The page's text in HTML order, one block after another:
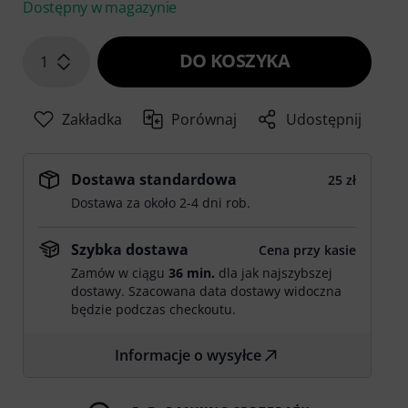
Dostępny w magazynie
1 DO KOSZYKA
Zakładka Porównaj Udostępnij
Dostawa standardowa
25 zł
Dostawa za około 2-4 dni rob.
Szybka dostawa
Cena przy kasie
Zamów w ciągu36 min. dla jak najszybszej
dostawy. Szacowana data dostawy widoczna
będzie podczas checkoutu.
Informacje o wysyłce